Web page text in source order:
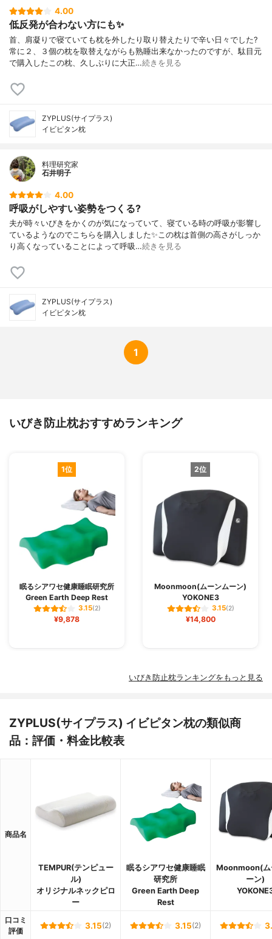
4.00
低反発が合わない方にも✨
首、肩凝りで寝ていても枕を外したり取り替えたりで辛い日々でした?
常に２、３個の枕を取替えながらも熟睡出来なかったのですが、駄目元
で購入したこの枕、久しぶりに大正…続きを見る
ZYPLUS(サイプラス)
イビピタン枕
料理研究家
石井明子
4.00
呼吸がしやすい姿勢をつくる?
夫が時々いびきをかくのが気になっていて、寝ている時の呼吸が影響し
ているようなのでこちらを購入しました✨この枕は首側の高さがしっか
り高くなっていることによって呼吸…続きを見る
ZYPLUS(サイプラス)
イビピタン枕
1
いびき防止枕おすすめランキング
1位
眠るシアワセ健康睡眠研究所
Green Earth Deep Rest
3.15(2)
¥9,878
2位
Moonmoon(ムーンムーン)
YOKONE3
3.15(2)
¥14,800
いびき防止枕ランキングをもっと見る
ZYPLUS(サイプラス) イビピタン枕の類似商
品：評価・料金比較表
商品名
TEMPUR(テンピュー
ル)
オリジナルネックピロ
ー
眠るシアワセ健康睡眠
研究所
Green Earth Deep
Rest
Moonmoon(ム
ーン)
口コミ
評価
3.15(2) 3.15(2)